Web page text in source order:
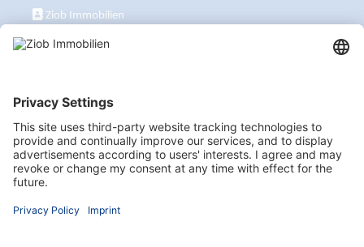
Ziob Immobilien
Calle Peix 2, 07157 Puerto de Andratx
Besuchen Sie uns auch hier